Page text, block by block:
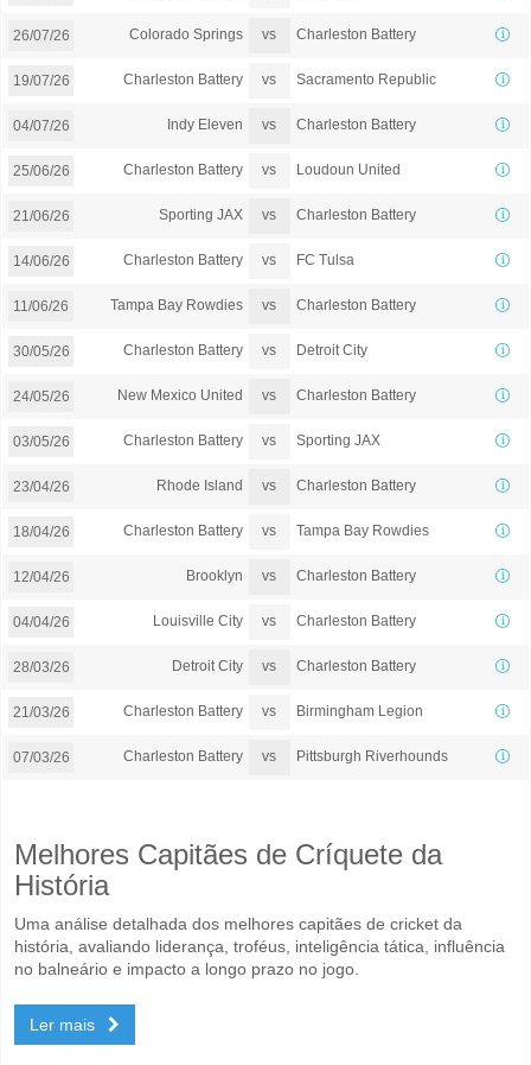
26/07/26 Colorado Springs vs Charleston Battery
19/07/26 Charleston Battery vs Sacramento Republic
04/07/26 Indy Eleven vs Charleston Battery
25/06/26 Charleston Battery vs Loudoun United
21/06/26 Sporting JAX vs Charleston Battery
14/06/26 Charleston Battery vs FC Tulsa
11/06/26 Tampa Bay Rowdies vs Charleston Battery
30/05/26 Charleston Battery vs Detroit City
24/05/26 New Mexico United vs Charleston Battery
03/05/26 Charleston Battery vs Sporting JAX
23/04/26 Rhode Island vs Charleston Battery
18/04/26 Charleston Battery vs Tampa Bay Rowdies
12/04/26 Brooklyn vs Charleston Battery
04/04/26 Louisville City vs Charleston Battery
28/03/26 Detroit City vs Charleston Battery
21/03/26 Charleston Battery vs Birmingham Legion
07/03/26 Charleston Battery vs Pittsburgh Riverhounds
Melhores Capitães de Críquete da
História
Uma análise detalhada dos melhores capitães de cricket da
história, avaliando liderança, troféus, inteligência tática, influência
no balneário e impacto a longo prazo no jogo.
Ler mais